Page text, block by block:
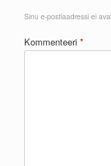
Sinu e-postiaadressi ei
Kommenteeri *